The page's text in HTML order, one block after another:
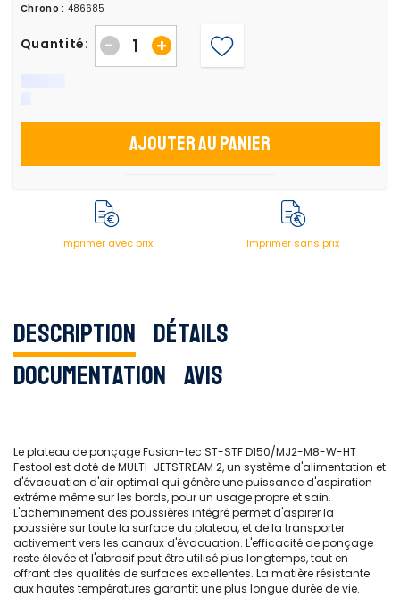
Chrono : 486685
Quantité: +
-
Ajouter au panier
Imprimer avec prix Imprimer sans prix
Description Détails
Documentation Avis
Le plateau de ponçage Fusion-tec ST-STF D150/MJ2-M8-W-HT
Festool est doté de MULTI-JETSTREAM 2, un système d'alimentation et
d'évacuation d'air optimal qui génère une puissance d'aspiration
extrême même sur les bords, pour un usage propre et sain.
L'acheminement des poussières intégré permet d'aspirer la
poussière sur toute la surface du plateau, et de la transporter
activement vers les canaux d'évacuation. L'efficacité de ponçage
reste élevée et l'abrasif peut être utilisé plus longtemps, tout en
offrant des qualités de surfaces excellentes. La matière résistante
aux hautes températures garantit une plus longue durée de vie.